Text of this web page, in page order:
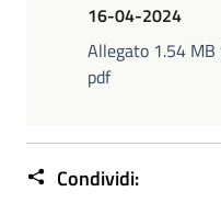
16-04-2024
Allegato 1.54
pdf
Condividi: